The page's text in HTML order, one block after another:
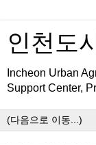
인천도
Incheon Urban
Support Center,